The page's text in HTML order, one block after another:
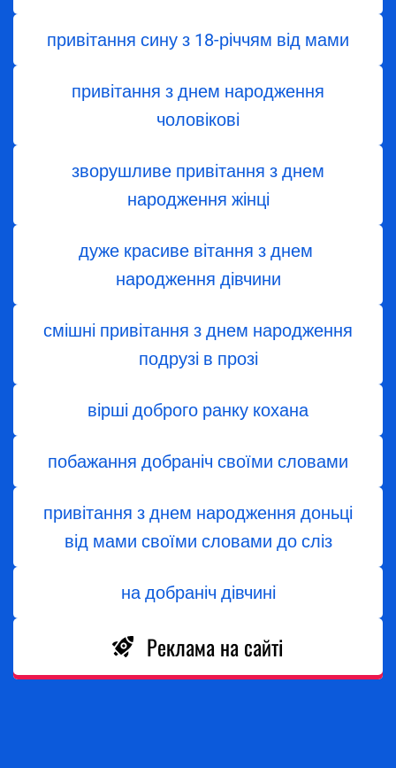
привітання сину з 18-річчям від мами
привітання з днем народження
чоловікові
зворушливе привітання з днем
народження жінці
дуже красиве вітання з днем ​​
народження дівчини
смішні привітання з днем народження
подрузі в прозі
вірші доброго ранку кохана
побажання добраніч своїми словами
привітання з днем народження доньці
від мами своїми словами до сліз
на добраніч дівчині
Реклама на сайті